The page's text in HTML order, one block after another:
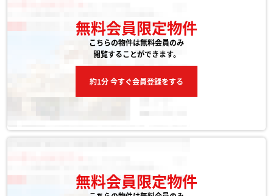
無料会員限定物件
こちらの物件は無料会員のみ
閲覧することができます。
約1分 今すぐ会員登録をする
無料会員限定物件